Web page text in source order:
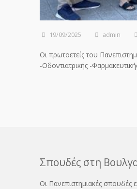
19/09/2025 admin
Οι πρωτοετείς του
-Οδοντιατρικής -
Σπουδές στη
Οι Πανεπιστημιακές σπουδές